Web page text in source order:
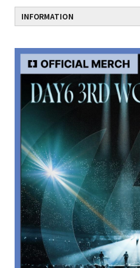
INFORMATION